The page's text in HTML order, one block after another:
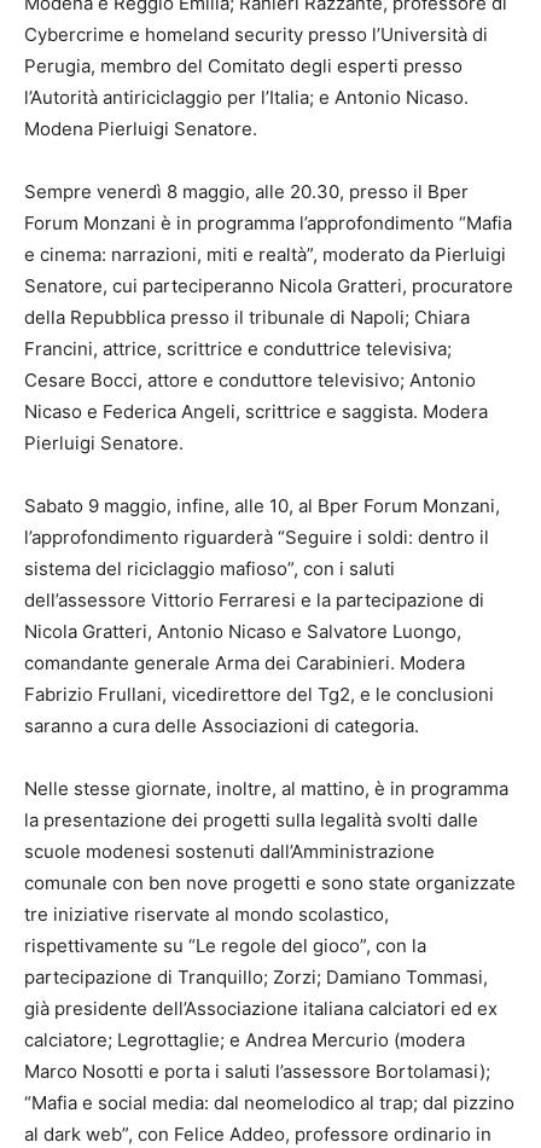
Cybercrime e homeland security presso l’Università di
Perugia, membro del Comitato degli esperti presso
l’Autorità antiriciclaggio per l’Italia; e Antonio Nicaso.
Modena Pierluigi Senatore.
Sempre venerdì 8 maggio, alle 20.30, presso il Bper
Forum Monzani è in programma l’approfondimento “Mafia
e cinema: narrazioni, miti e realtà”, moderato da Pierluigi
Senatore, cui parteciperanno Nicola Gratteri, procuratore
della Repubblica presso il tribunale di Napoli; Chiara
Francini, attrice, scrittrice e conduttrice televisiva;
Cesare Bocci, attore e conduttore televisivo; Antonio
Nicaso e Federica Angeli, scrittrice e saggista. Modera
Pierluigi Senatore.
Sabato 9 maggio, infine, alle 10, al Bper Forum Monzani,
l’approfondimento riguarderà “Seguire i soldi: dentro il
sistema del riciclaggio mafioso”, con i saluti
dell’assessore Vittorio Ferraresi e la partecipazione di
Nicola Gratteri, Antonio Nicaso e Salvatore Luongo,
comandante generale Arma dei Carabinieri. Modera
Fabrizio Frullani, vicedirettore del Tg2, e le conclusioni
saranno a cura delle Associazioni di categoria.
Nelle stesse giornate, inoltre, al mattino, è in programma
la presentazione dei progetti sulla legalità svolti dalle
scuole modenesi sostenuti dall’Amministrazione
comunale con ben nove progetti e sono state organizzate
tre iniziative riservate al mondo scolastico,
rispettivamente su “Le regole del gioco”, con la
partecipazione di Tranquillo; Zorzi; Damiano Tommasi,
già presidente dell’Associazione italiana calciatori ed ex
calciatore; Legrottaglie; e Andrea Mercurio (modera
Marco Nosotti e porta i saluti l’assessore Bortolamasi);
“Mafia e social media: dal neomelodico al trap; dal pizzino
al dark web”, con Felice Addeo, professore ordinario in